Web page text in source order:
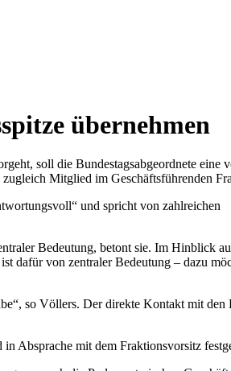
übernehmen
soll die Bundestagsabgeordnete eine
Mitglied im Geschäftsführenden
und spricht von zahlreichen
Bedeutung, betont sie. Im Hinblick
dafür von zentraler Bedeutung – dazu
so Völlers. Der direkte Kontakt mit den
Absprache mit dem Fraktionsvorsitz